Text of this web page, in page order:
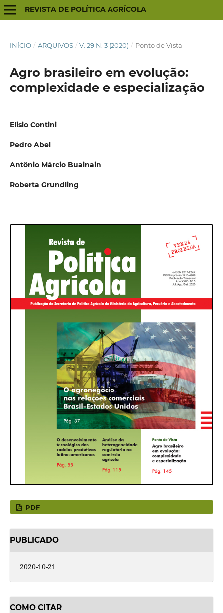
REVISTA DE POLÍTICA AGRÍCOLA
INÍCIO / ARQUIVOS / V. 29 N. 3 (2020) / Ponto de Vista
Agro brasileiro em evolução:
complexidade e especialização
Elisio Contini
Pedro Abel
Antônio Márcio Buainain
Roberta Grundling
PDF
PUBLICADO
2020-10-21
COMO CITAR